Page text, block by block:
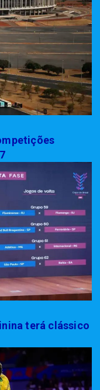
terá clássico